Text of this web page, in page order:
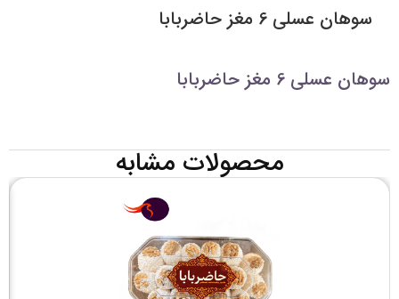
سوهان عسلی 6 مغز حاضربابا
سوهان عسلی 6 مغز حاضربابا
محصولات مشابه